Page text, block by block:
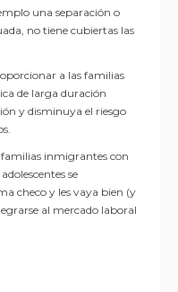
una separación o
no tiene cubiertas las
a las familias
de larga duración
y disminuya el riesgo
inmigrantes con
se
checo y les vaya bien (y
al mercado laboral